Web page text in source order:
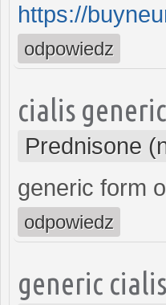
https://
odpowiedz
cialis
Prednisone
generic form
odpowiedz
generic